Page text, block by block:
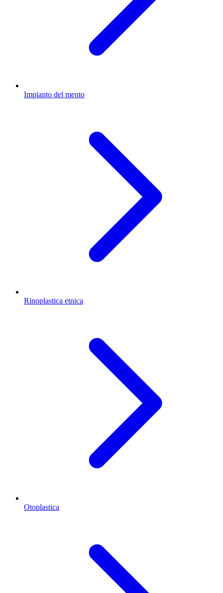
Impianto del mento
Rinoplastica etnica
Otoplastica